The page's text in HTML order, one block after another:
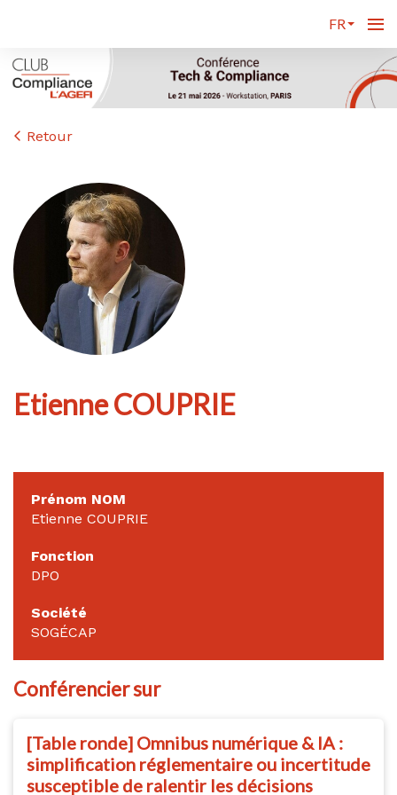
FR
Retour
Etienne COUPRIE
Prénom NOM
Etienne COUPRIE
Fonction
DPO
Société
SOGÉCAP
Conférencier sur
[Table ronde] Omnibus numérique & IA :
simplification réglementaire ou incertitude
susceptible de ralentir les décisions